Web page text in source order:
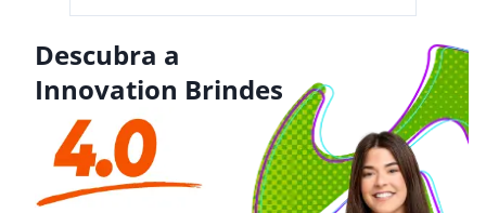
Descubra a
Innovation Brindes